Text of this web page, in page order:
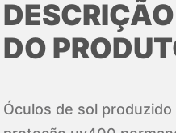
DESCRIÇÃO
DO
Óculos de sol